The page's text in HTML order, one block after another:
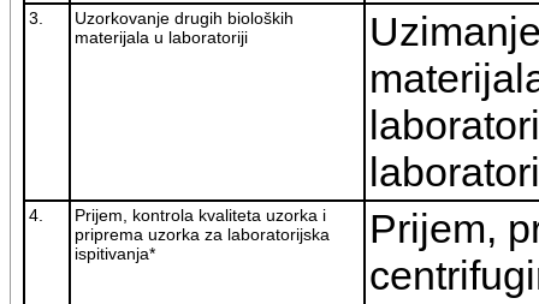
3.
Uzorkovanje drugih bioloških
materijala u laboratoriji
4.
Prijem, kontrola kvaliteta uzorka i
priprema uzorka za laboratorijska
ispitivanja*
Prijem,